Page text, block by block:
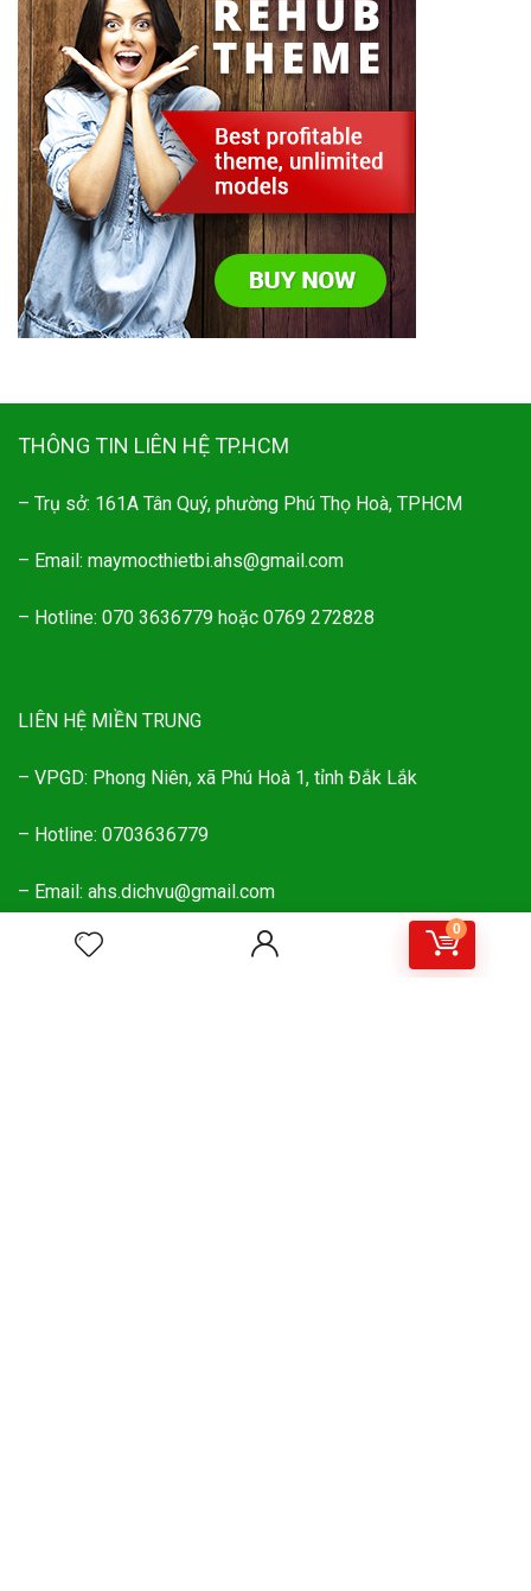
0
THÔNG TIN LIÊN HỆ TP.HCM
– Trụ sở: 161A Tân Quý, phường Phú Thọ Hoà, TPHCM
– Email: maymocthietbi.ahs@gmail.com
– Hotline: 070 3636779 hoặc 0769 272828
LIÊN HỆ MIỀN TRUNG
– VPGD: Phong Niên, xã Phú Hoà 1, tỉnh Đắk Lắk
– Hotline: 0703636779
– Email: ahs.dichvu@gmail.com
BẢN QUYỀN WEBSITE